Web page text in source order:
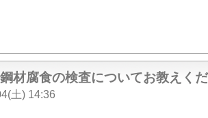
材腐食の検査についてお教えく
土) 14:36